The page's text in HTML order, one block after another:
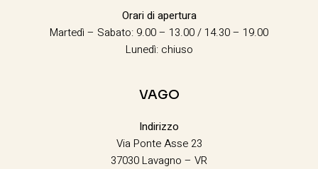
Orari di apertura
Martedì – Sabato: 9.00 – 13.00 / 14.30 – 19.00
Lunedì: chiuso
VAGO
Indirizzo
Via Ponte Asse 23
37030 Lavagno – VR